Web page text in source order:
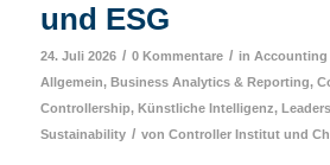
und ESG
24. Juli 2026 / 0 Kommentare / in Accounting
Allgemein, Business Analytics & Reporting,
Controllership, Künstliche Intelligenz,
Sustainability / von Controller Institutund